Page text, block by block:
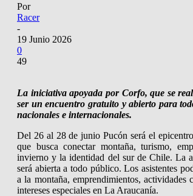
Por
Racer
-
19 Junio 2026
0
49
La iniciativa apoyada por Corfo, que se
ser un encuentro gratuito y abierto para
nacionales e internacionales.
Del 26 al 28 de junio Pucón será el
que busca conectar montaña, turismo,
invierno y la identidad del sur de Chile. La
será abierta a todo público. Los asistentes
a la montaña, emprendimientos,
intereses especiales en La Araucanía.